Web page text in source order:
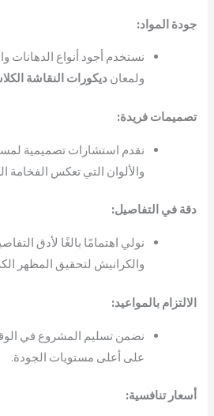
جودة المواد:
نستخدم أجود أنواع الدهانات
ولمعانديكورات النقاشة
تصميمات فريدة:
نقدم استشارات تصميمية
والألوان التي تعكس الفخامة
دقة في التفاصيل:
نولي اهتمامًا بالغًا لأدق
والكرانيش لتحقيق المظهر
الالتزام بالمواعيد:
نضمن تسليم المشروع في
على أعلى مستويات الجودة.
أسعار تنافسية: